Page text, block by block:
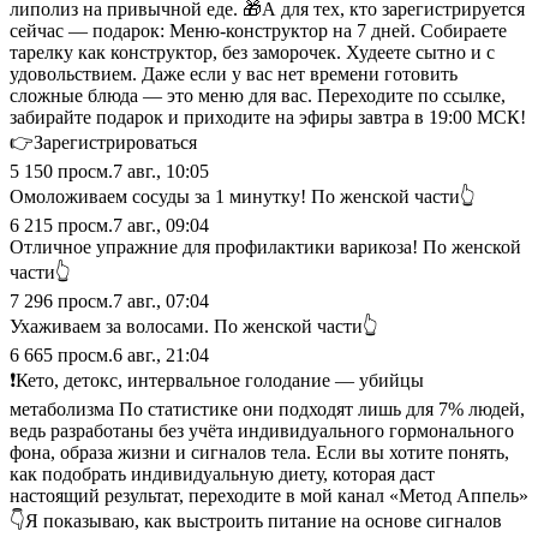
липолиз на привычной еде. 🎁А для тех, кто зарегистрируется
сейчас — подарок: Меню-конструктор на 7 дней. Собираете
тарелку как конструктор, без заморочек. Худеете сытно и с
удовольствием. Даже если у вас нет времени готовить
сложные блюда — это меню для вас. Переходите по ссылке,
забирайте подарок и приходите на эфиры завтра в 19:00 МСК!
👉Зарегистрироваться
5 150 просм.7 авг., 10:05
Омоложиваем сосуды за 1 минутку! По женской части👆
6 215 просм.7 авг., 09:04
Отличное упражние для профилактики варикоза! По женской
части👆
7 296 просм.7 авг., 07:04
Ухаживаем за волосами. По женской части👆
6 665 просм.6 авг., 21:04
❗️Кето, детокс, интервальное голодание — убийцы
метаболизма По статистике они подходят лишь для 7% людей,
ведь разработаны без учёта индивидуального гормонального
фона, образа жизни и сигналов тела. Если вы хотите понять,
как подобрать индивидуальную диету, которая даст
настоящий результат, переходите в мой канал «Метод Аппель»
👇Я показываю, как выстроить питание на основе сигналов